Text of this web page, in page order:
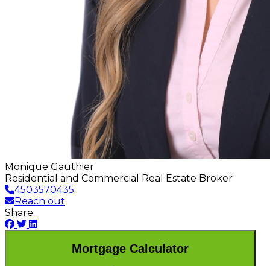
Monique Gauthier
Residential and Commercial Real Estate Broker
4503570435
Reach out
Share
Mortgage Calculator